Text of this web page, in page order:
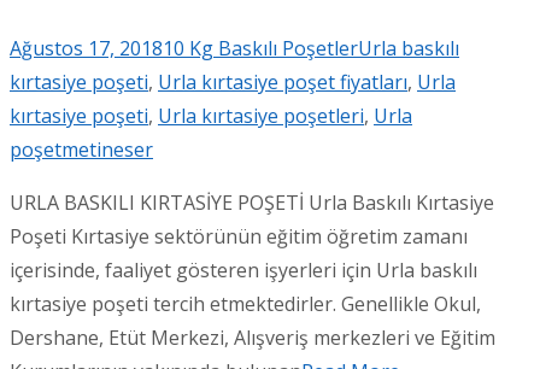
Ağustos 17, 201810 Kg Baskılı PoşetlerUrla baskılı
kırtasiye poşeti, Urla kırtasiye poşet fiyatları, Urla
kırtasiye poşeti, Urla kırtasiye poşetleri, Urla
poşetmetineser
URLA BASKILI KIRTASİYE POŞETİ Urla Baskılı Kırtasiye
Poşeti Kırtasiye sektörünün eğitim öğretim zamanı
içerisinde, faaliyet gösteren işyerleri için Urla baskılı
kırtasiye poşeti tercih etmektedirler. Genellikle Okul,
Dershane, Etüt Merkezi, Alışveriş merkezleri ve Eğitim